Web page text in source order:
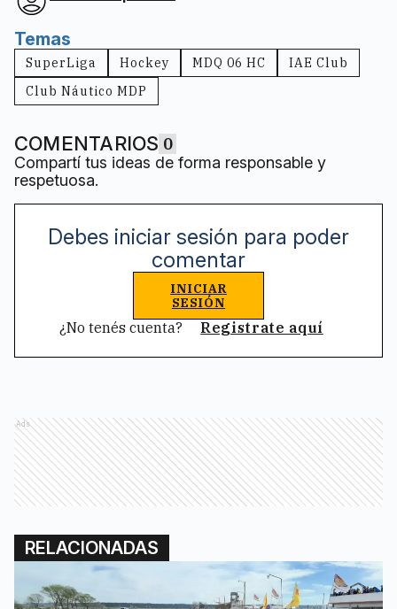
Temas
SuperLiga Hockey MDQ 06 HC
IAE Club
Club Náutico MDP
COMENTARIOS 0
Compartí tus ideas de forma responsable y
respetuosa.
Debes iniciar sesión para poder
comentar
INICIAR
SESIÓN
¿No tenés cuenta? Registrate aquí
Ads
RELACIONADAS